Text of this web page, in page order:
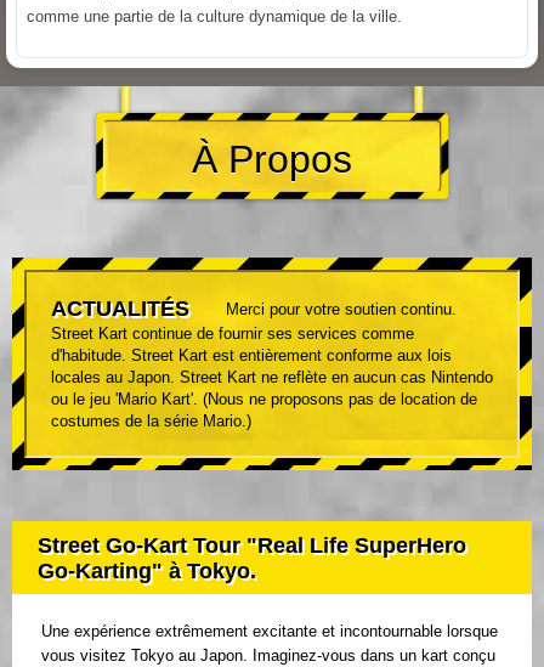
comme une partie de la culture dynamique de la ville.
À Propos
ACTUALITÉS
Merci pour votre soutien continu.
Street Kart continue de fournir ses services comme
d'habitude. Street Kart est entièrement conforme aux lois
locales au Japon. Street Kart ne reflète en aucun cas Nintendo
ou le jeu 'Mario Kart'. (Nous ne proposons pas de location de
costumes de la série Mario.)
Street Go-Kart Tour "Real Life SuperHero
Go-Karting" à Tokyo.
Une expérience extrêmement excitante et incontournable lorsque
vous visitez Tokyo au Japon. Imaginez-vous dans un kart conçu